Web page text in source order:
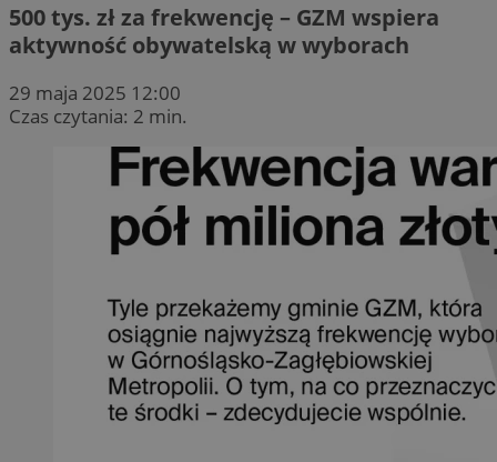
500 tys. zł za frekwencję – GZM wspiera
aktywność obywatelską w wyborach
29 maja 2025 12:00
Czas czytania: 2 min.